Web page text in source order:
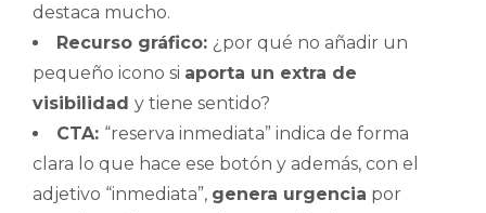
destaca mucho.
Recurso gráfico: ¿por qué no añadir un
pequeño icono si aporta un extra de
visibilidad y tiene sentido?
CTA: “reserva inmediata” indica de forma
clara lo que hace ese botón y además, con el
adjetivo “inmediata”, genera urgencia por